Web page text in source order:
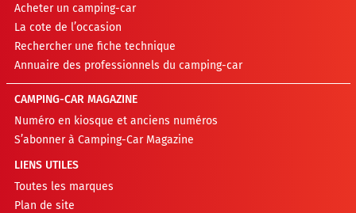
Acheter un camping-car
La cote de l’occasion
Rechercher une fiche technique
Annuaire des professionnels du camping-car
CAMPING-CAR MAGAZINE
Numéro en kiosque et anciens numéros
S’abonner à Camping-Car Magazine
LIENS UTILES
Toutes les marques
Plan de site